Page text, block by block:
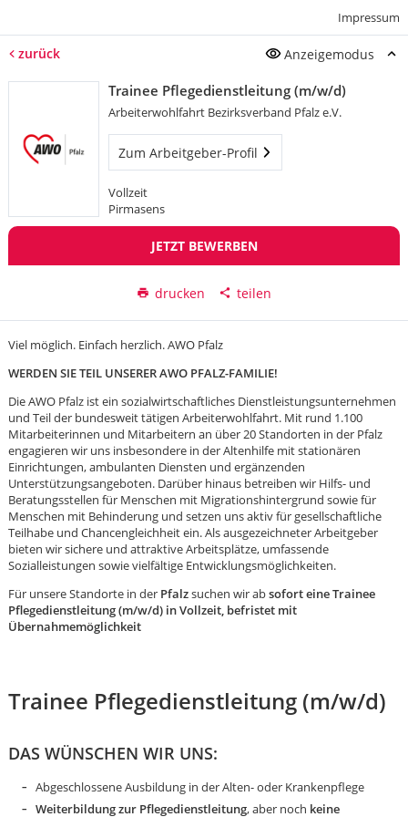
Impressum
zurück Anzeigemodus
Trainee Pflegedienstleitung (m/w/d)
Arbeiterwohlfahrt Bezirksverband Pfalz e.V.
Zum Arbeitgeber-Profil
Vollzeit
Pirmasens
JETZT BEWERBEN
drucken teilen
Viel möglich. Einfach herzlich. AWO Pfalz
WERDEN SIE TEIL UNSERER AWO PFALZ-FAMILIE!
Die AWO Pfalz ist ein sozialwirtschaftliches Dienstleistungsunternehmen
und Teil der bundesweit tätigen Arbeiterwohlfahrt. Mit rund 1.100
Mitarbeiterinnen und Mitarbeitern an über 20 Standorten in der Pfalz
engagieren wir uns insbesondere in der Altenhilfe mit stationären
Einrichtungen, ambulanten Diensten und ergänzenden
Unterstützungsangeboten. Darüber hinaus betreiben wir Hilfs- und
Beratungsstellen für Menschen mit Migrationshintergrund sowie für
Menschen mit Behinderung und setzen uns aktiv für gesellschaftliche
Teilhabe und Chancengleichheit ein. Als ausgezeichneter Arbeitgeber
bieten wir sichere und attraktive Arbeitsplätze, umfassende
Sozialleistungen sowie vielfältige Entwicklungsmöglichkeiten.
Für unsere Standorte in der Pfalzsuchen wir absofort eine Trainee
Pflegedienstleitung (m/w/d) in Vollzeit, befristet mit
Übernahmemöglichkeit
Trainee Pflegedienstleitung (m/w/d)
DAS WÜNSCHEN WIR UNS:
Abgeschlossene Ausbildung in der Alten- oder Krankenpflege
Weiterbildung zur Pflegedienstleitung, aber noch keine
Karte anzeigen